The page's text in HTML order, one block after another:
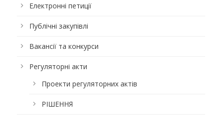
Електронні петиції
Публічні закупівлі
Вакансії та конкурси
Регуляторні акти
Проекти регуляторних актів
РІШЕННЯ